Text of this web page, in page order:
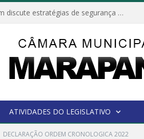
Câmara Municipal de Marapanim discute estratégias de segurança com autoridades e poder executivo
ATIVIDADES DO LEGISLATIVO
DECLARAÇÃO ORDEM CRONOLOGICA 2022